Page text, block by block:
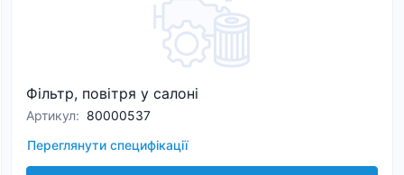
Фільтр, повітря у салоні
Артикул: 80000537
Переглянути специфікації